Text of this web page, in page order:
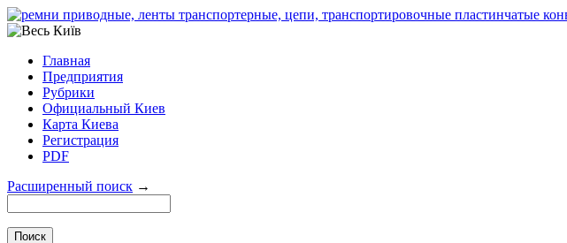
Главная
Предприятия
Рубрики
Официальный Киев
Карта Киева
Регистрация
PDF
Расширенный поиск →